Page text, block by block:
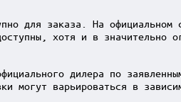
для заказа. На официальном
хотя и в значительно
дилера по
могут варьироваться в